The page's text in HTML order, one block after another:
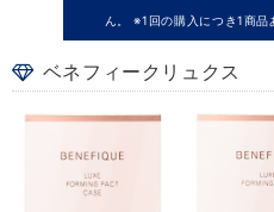
ん。 ※1回の購入につき1商品
ベネフィークリュクス